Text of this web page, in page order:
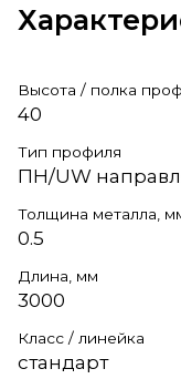
Высота / полка
40
Тип профиля
ПН/UW
Толщина металла,
0.5
Длина, мм
3000
Класс / линейка
стандарт